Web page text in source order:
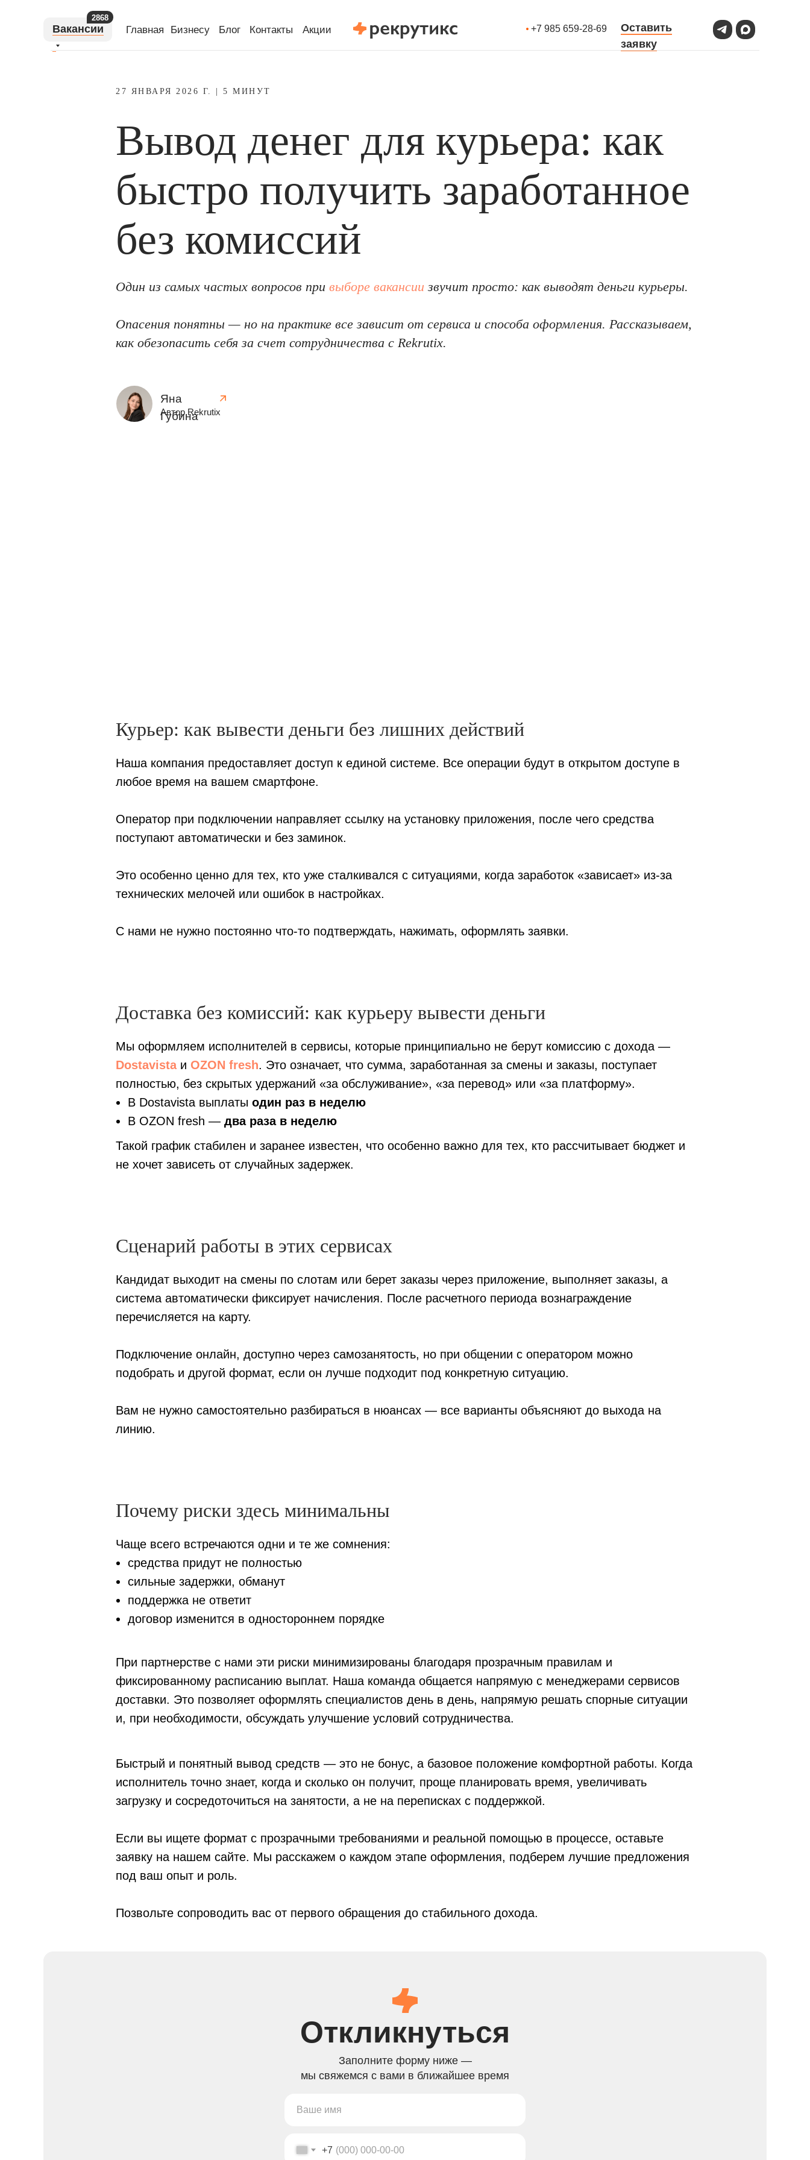
Оставить
заявку
Блог Контакты Акции
Главная Бизнесу
Вакансии
2868
+7 985 659-28-69
27 ЯНВАРЯ 2026 Г. | 5 МИНУТ
Вывод денег для курьера: как
быстро получить заработанное
без комиссий
Один из самых частых вопросов при выборе вакансии звучит просто: как выводят деньги курьеры.
Опасения понятны — но на практике все зависит от сервиса и способа оформления. Рассказываем,
как обезопасить себя за счет сотрудничества с Rekrutix.
Яна
Губина
Автор Rekrutix
Курьер: как вывести деньги без лишних действий
Наша компания предоставляет доступ к единой системе. Все операции будут в открытом доступе в
любое время на вашем смартфоне.
Оператор при подключении направляет ссылку на установку приложения, после чего средства
поступают автоматически и без заминок.
Это особенно ценно для тех, кто уже сталкивался с ситуациями, когда заработок «зависает» из-за
технических мелочей или ошибок в настройках.
С нами не нужно постоянно что-то подтверждать, нажимать, оформлять заявки.
Доставка без комиссий: как курьеру вывести деньги
Мы оформляем исполнителей в сервисы, которые принципиально не берут комиссию с дохода —
Dostavista и OZON fresh. Это означает, что сумма, заработанная за смены и заказы, поступает
полностью, без скрытых удержаний «за обслуживание», «за перевод» или «за платформу».
В Dostavista выплаты один раз в неделю
В OZON fresh — два раза в неделю
Такой график стабилен и заранее известен, что особенно важно для тех, кто рассчитывает бюджет и
не хочет зависеть от случайных задержек.
Сценарий работы в этих сервисах
Кандидат выходит на смены по слотам или берет заказы через приложение, выполняет заказы, а
система автоматически фиксирует начисления. После расчетного периода вознаграждение
перечисляется на карту.
Подключение онлайн, доступно через самозанятость, но при общении с оператором можно
подобрать и другой формат, если он лучше подходит под конкретную ситуацию.
Вам не нужно самостоятельно разбираться в нюансах — все варианты объясняют до выхода на
линию.
Почему риски здесь минимальны
Чаще всего встречаются одни и те же сомнения:
средства придут не полностью
сильные задержки, обманут
поддержка не ответит
договор изменится в одностороннем порядке
При партнерстве с нами эти риски минимизированы благодаря прозрачным правилам и
фиксированному расписанию выплат. Наша команда общается напрямую с менеджерами сервисов
доставки. Это позволяет оформлять специалистов день в день, напрямую решать спорные ситуации
и, при необходимости, обсуждать улучшение условий сотрудничества.
Быстрый и понятный вывод средств — это не бонус, а базовое положение комфортной работы. Когда
исполнитель точно знает, когда и сколько он получит, проще планировать время, увеличивать
загрузку и сосредоточиться на занятости, а не на переписках с поддержкой.
Если вы ищете формат с прозрачными требованиями и реальной помощью в процессе, оставьте
заявку на нашем сайте. Мы расскажем о каждом этапе оформления, подберем лучшие предложения
под ваш опыт и роль.
Позвольте сопроводить вас от первого обращения до стабильного дохода.
Откликнуться
Заполните форму ниже —
мы свяжемся с вами в ближайшее время
+7